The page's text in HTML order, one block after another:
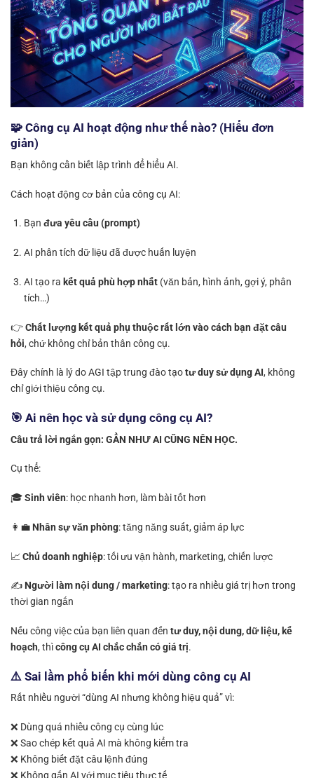
🧩 Công cụ AI hoạt động như thế nào? (Hiểu đơn
giản)
Bạn không cần biết lập trình để hiểu AI.
Cách hoạt động cơ bản của công cụ AI:
Bạn đưa yêu cầu (prompt)
AI phân tích dữ liệu đã được huấn luyện
AI tạo ra kết quả phù hợp nhất(văn bản, hình ảnh, gợi ý, phân
tích…)
👉Chất lượng kết quả phụ thuộc rất lớn vào cách bạn đặt câu
hỏi, chứ không chỉ bản thân công cụ.
Đây chính là lý do AGI tập trung đào tạotư duy sử dụng AI, không
chỉ giới thiệu công cụ.
🎯 Ai nên học và sử dụng công cụ AI?
Câu trả lời ngắn gọn: GẦN NHƯ AI CŨNG NÊN HỌC.
Cụ thể:
🎓Sinh viên: học nhanh hơn, làm bài tốt hơn
👩‍💼 Nhân sự văn phòng: tăng năng suất, giảm áp lực
📈Chủ doanh nghiệp: tối ưu vận hành, marketing, chiến lược
✍️ Người làm nội dung / marketing: tạo ra nhiều giá trị hơn trong
thời gian ngắn
Nếu công việc của bạn liên quan đến tư duy, nội dung, dữ liệu, kế
hoạch, thìcông cụ AI chắc chắn có giá trị.
⚠️ Sai lầm phổ biến khi mới dùng công cụ AI
Rất nhiều người “dùng AI nhưng không hiệu quả” vì:
❌ Dùng quá nhiều công cụ cùng lúc
❌ Sao chép kết quả AI mà không kiểm tra
❌ Không biết đặt câu lệnh đúng
❌ Không gắn AI với mục tiêu thực tế